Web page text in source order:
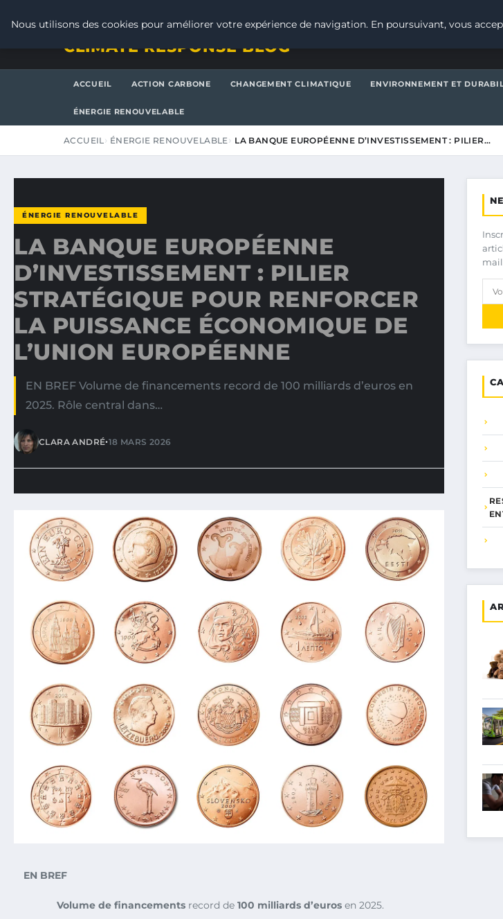
CLIMATE RESPONSE BLOG
ACCUEIL ACTION CARBONE CHANGEMENT CLIMATIQUE ENVIRONNEMENT ET
ÉNERGIE RENOUVELABLE
ACCUEIL ÉNERGIE RENOUVELABLE LA BANQUE EUROPÉENNE D’INVESTISSEMENT : PILIER…
ÉNERGIE RENOUVELABLE
LA BANQUE EUROPÉENNE
D’INVESTISSEMENT : PILIER
STRATÉGIQUE POUR RENFORCER
LA PUISSANCE ÉCONOMIQUE DE
L’UNION EUROPÉENNE
EN BREF Volume de financements record de 100 milliards d’euros en
2025. Rôle central dans…
CLARA ANDRÉ•18 MARS 2026
EN BREF
Volume de financements record de 100 milliards d’euros en 2025.
Nous utilisons des cookies pour améliorer votre expérience de navigation. En poursuivant, vous